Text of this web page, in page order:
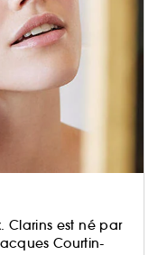
Clarins est né par
Courtin-